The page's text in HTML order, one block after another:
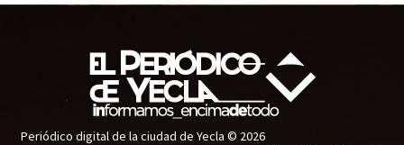
Periódico digital de la ciudad de Yecla © 2026